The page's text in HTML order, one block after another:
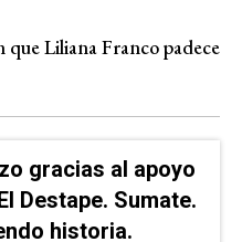
Liliana Franco padece
gracias al apoyo
Destape. Sumate.
historia.